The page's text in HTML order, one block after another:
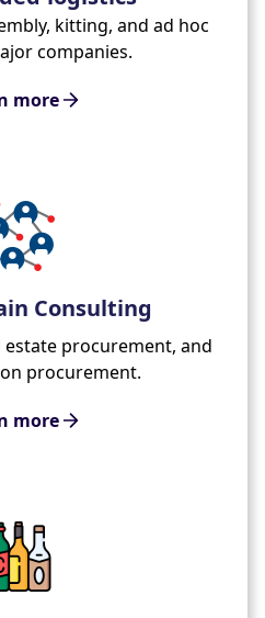
kitting, and ad hoc
companies.
more
Consulting
procurement, and
procurement.
more